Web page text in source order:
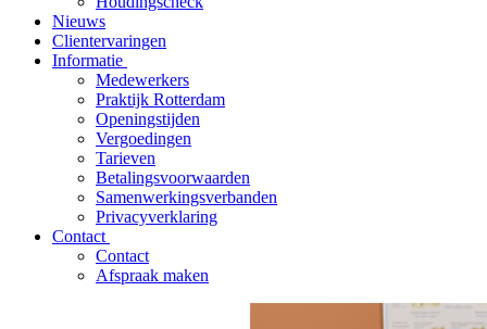
Nieuws
Clientervaringen
Informatie
Medewerkers
Praktijk Rotterdam
Openingstijden
Vergoedingen
Tarieven
Betalingsvoorwaarden
Samenwerkingsverbanden
Privacyverklaring
Contact
Contact
Afspraak maken